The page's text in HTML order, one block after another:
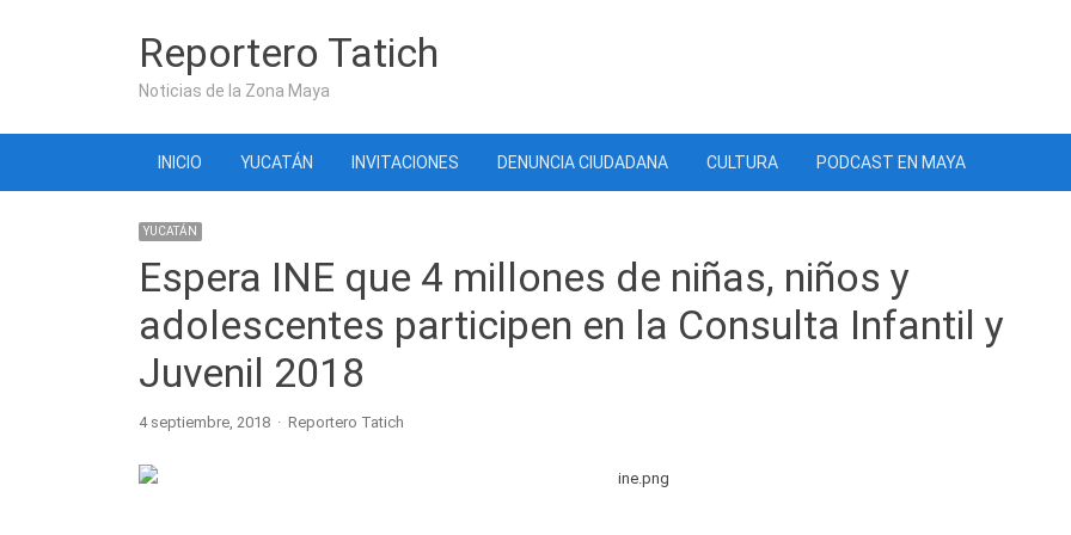
Reportero Tatich
Noticias de la Zona Maya
INICIO YUCATÁN INVITACIONES DENUNCIA CIUDADANA CULTURA PODCAST EN MAYA
YUCATÁN
Espera INE que 4 millones de niñas, niños y
adolescentes participen en la Consulta Infantil y
Juvenil 2018
4 septiembre, 2018 Author
Reportero Tatich